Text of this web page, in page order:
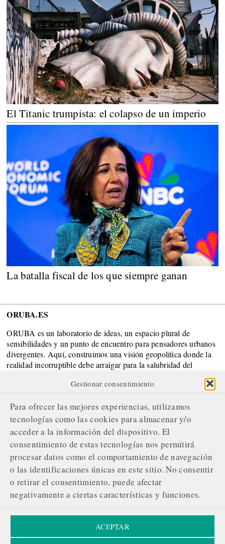
Gestionar consentimiento
Para ofrecer las mejores experiencias, utilizamos
tecnologías como las cookies para almacenar y/o
acceder a la información del dispositivo. El
consentimiento de estas tecnologías nos permitirá
procesar datos como el comportamiento de navegación
o las identificaciones únicas en este sitio. No consentir
o retirar el consentimiento, puede afectar
negativamente a ciertas características y funciones.
ACEPTAR
El Titanic trumpista: el colapso de un imperio
La batalla fiscal de los que siempre ganan
ORUBA.ES
ORUBA es un laboratorio de ideas, un espacio plural de
sensibilidades y un punto de encuentro para pensadores urbanos
divergentes. Aquí, construimos una visión geopolítica donde la
realidad incorruptible debe arraigar para la salubridad del
¿Quiénes somos?
Nuestro compromiso editorial
Servicios de gestión publicitaria
Contacta con nosotros
¡ÚNETE A NUESTRA REVOLUCIÓN!